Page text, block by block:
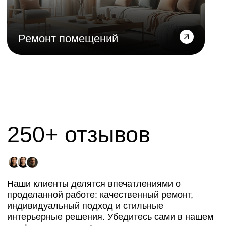
«Премиум» — это роскошное
и впечатляющее решение для тех, кто
ищет максимальный комфорт
и идеальное исполнение своих
желаний. Этот пакет включает в себя
по площади пола
Записаться на просмотр
ремонт из материалов высочайшего
качества. Цена лучшая среди